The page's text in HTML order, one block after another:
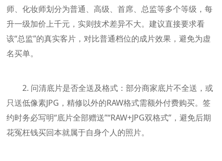
师、化妆师划分为普通、高级、首席、总监等多个等级，每
升一级加价上千元，实则技术差异不大。建议直接要求看
该“总监”的真实客片，对比普通档位的成片效果，避免为虚
名买单。
2. 问清底片是否全送及格式：部分商家底片不全送，或
只送低像素JPG，精修以外的RAW格式需额外付费购买。签
约时务必写明“底片全部赠送”“RAW+JPG双格式”，避免后期
花冤枉钱买回本就属于自身个人的照片。